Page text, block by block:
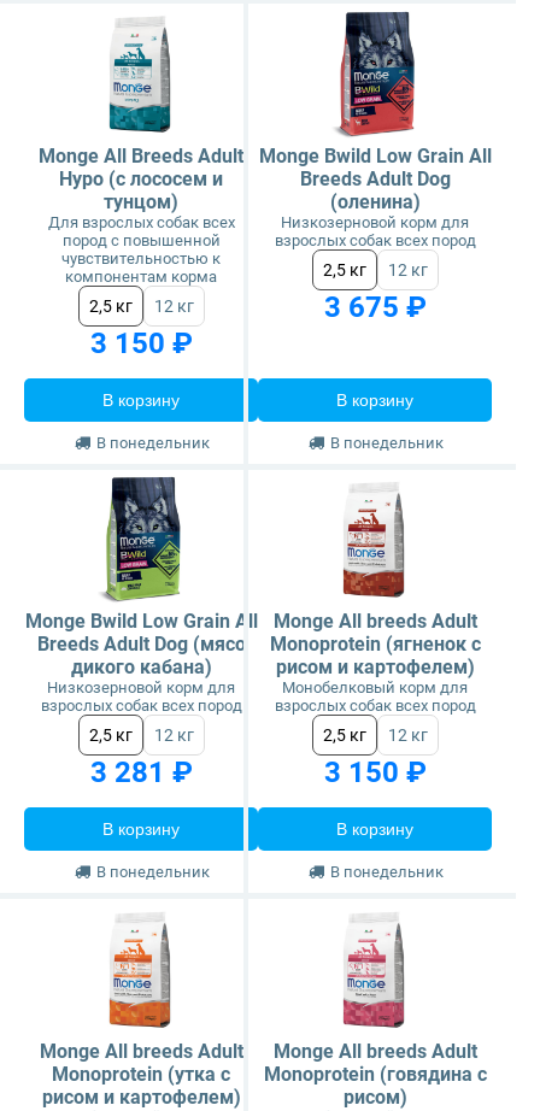
Monge All Breeds Adult
Hypo (с лососем и
тунцом)
Для взрослых собак всех
пород с повышенной
чувствительностью к
компонентам корма
2,5 кг 12 кг
3 150 ₽
В корзину
В понедельник
Monge Bwild Low Grain All
Breeds Adult Dog
(оленина)
Низкозерновой корм для
взрослых собак всех пород
2,5 кг 12 кг
3 675 ₽
В корзину
В понедельник
Monge Bwild Low Grain All
Breeds Adult Dog (мясо
дикого кабана)
Низкозерновой корм для
взрослых собак всех пород
2,5 кг 12 кг
3 281 ₽
В корзину
В понедельник
Monge All breeds Adult
Monoprotein (ягненок с
рисом и картофелем)
Монобелковый корм для
взрослых собак всех пород
2,5 кг 12 кг
3 150 ₽
В корзину
В понедельник
Monge All breeds Adult
Monoprotein (утка с
рисом и картофелем)
Monge All breeds Adult
Monoprotein (говядина с
рисом)